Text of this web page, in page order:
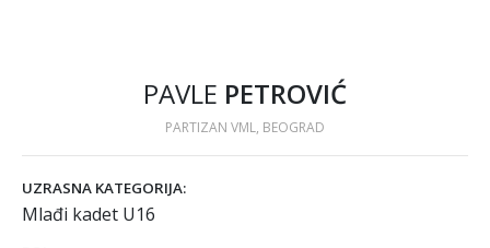
PAVLE PETROVIĆ
PARTIZAN VML, BEOGRAD
UZRASNA KATEGORIJA:
Mlađi kadet U16